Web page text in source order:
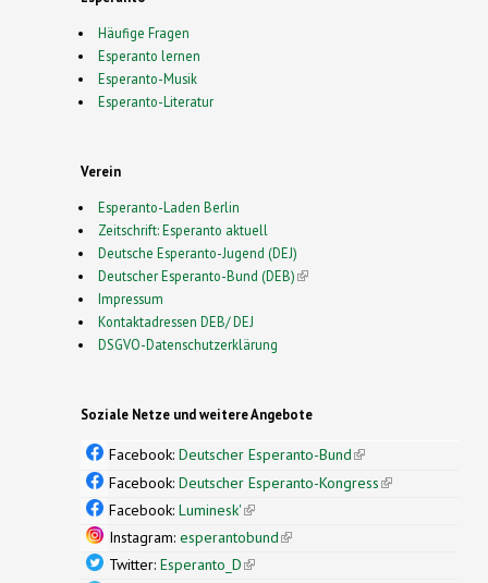
Häufige Fragen
Esperanto lernen
Esperanto-Musik
Esperanto-Literatur
Verein
Esperanto-Laden Berlin
Zeitschrift: Esperanto aktuell
Deutsche Esperanto-Jugend (DEJ)
Deutscher Esperanto-Bund (DEB)(link is external)
Impressum
Kontaktadressen DEB/ DEJ
DSGVO-Datenschutzerklärung
Soziale Netze und weitere Angebote
Facebook: Deutscher Esperanto-Bund(link is
external)
Facebook: Deutscher Esperanto-Kongress(link is
Facebook: Luminesk'(link is external)
Instagram: esperantobund(link is external)
Twitter: Esperanto_D(link is external)